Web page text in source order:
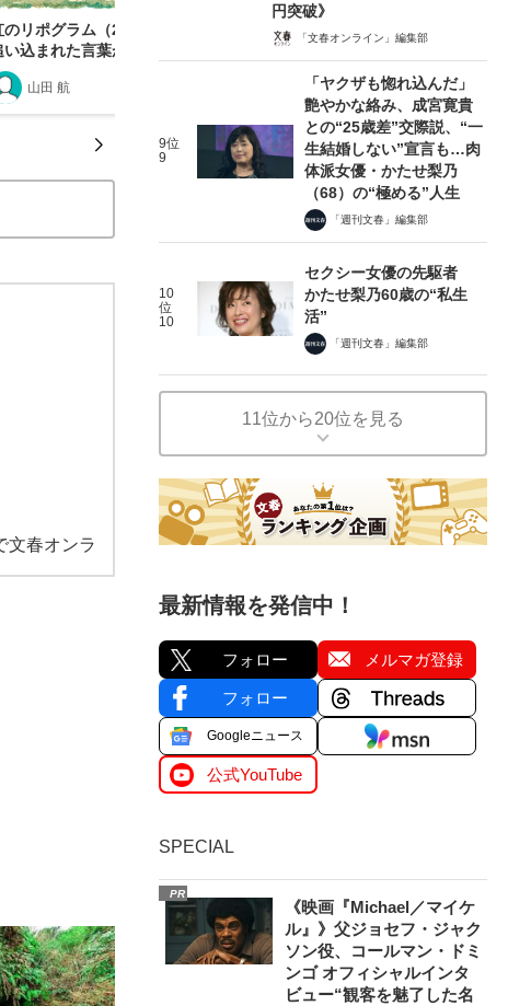
のリポグラム（2）
い込まれた言葉が悲鳴をあげて壊れてゆく
山田 航 2015/12/27
文春オンラ
円突破》
「文春オンライン」編集部
9位
9
「ヤクザも惚れ込んだ」
艶やかな絡み、成宮寛貴
との“25歳差”交際説、“一
生結婚しない”宣言も…肉
体派女優・かたせ梨乃
（68）の“極める”人生
「週刊文春」編集部
10
位
10
セクシー女優の先駆者
かたせ梨乃60歳の“私生
活”
「週刊文春」編集部
11位から20位を見る
最新情報を発信中！
フォロー メルマガ登録
フォロー
Googleニュース
公式YouTube
SPECIAL
PR
《映画『Michael／マイケ
ル』》父ジョセフ・ジャク
ソン役、コールマン・ドミ
ンゴ オフィシャルインタ
ビュー“観客を魅了した名